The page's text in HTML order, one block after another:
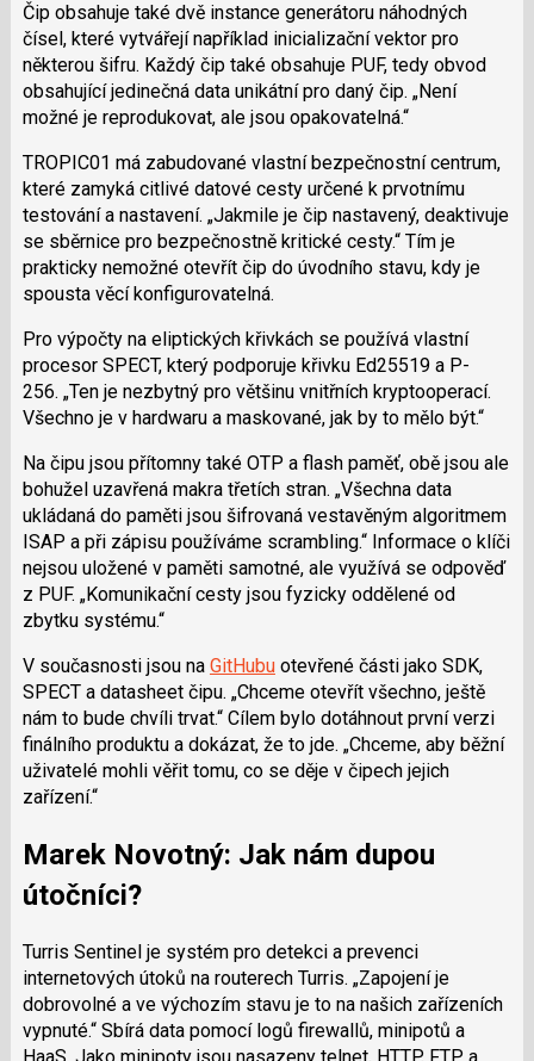
Čip obsahuje také dvě instance generátoru náhodných
čísel, které vytvářejí například inicializační vektor pro
některou šifru. Každý čip také obsahuje PUF, tedy obvod
obsahující jedinečná data unikátní pro daný čip. Není
možné je reprodukovat, ale jsou opakovatelná.
TROPIC01 má zabudované vlastní bezpečnostní centrum,
které zamyká citlivé datové cesty určené k prvotnímu
testování a nastavení. Jakmile je čip nastavený, deaktivuje
se sběrnice pro bezpečnostně kritické cesty. Tím je
prakticky nemožné otevřít čip do úvodního stavu, kdy je
spousta věcí konfigurovatelná.
Pro výpočty na eliptických křivkách se používá vlastní
procesor SPECT, který podporuje křivku Ed25519 a P-
256. Ten je nezbytný pro většinu vnitřních kryptooperací.
Všechno je v hardwaru a maskované, jak by to mělo být.
Na čipu jsou přítomny také OTP a flash paměť, obě jsou ale
bohužel uzavřená makra třetích stran. Všechna data
ukládaná do paměti jsou šifrovaná vestavěným algoritmem
ISAP a při zápisu používáme scrambling. Informace o klíči
nejsou uložené v paměti samotné, ale využívá se odpověď
z PUF. Komunikační cesty jsou fyzicky oddělené od
zbytku systému.
V současnosti jsou na GitHubuotevřené části jako SDK,
SPECT a datasheet čipu. Chceme otevřít všechno, ještě
nám to bude chvíli trvat. Cílem bylo dotáhnout první verzi
finálního produktu a dokázat, že to jde. Chceme, aby běžní
uživatelé mohli věřit tomu, co se děje v čipech jejich
zařízení.
Marek Novotný: Jak nám dupou
útočníci?
Turris Sentinel je systém pro detekci a prevenci
internetových útoků na routerech Turris. Zapojení je
dobrovolné a ve výchozím stavu je to na našich zařízeních
vypnuté. Sbírá data pomocí logů firewallů, minipotů a